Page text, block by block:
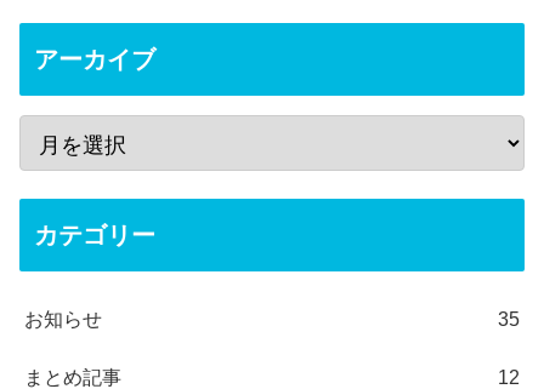
アーカイブ
カテゴリー
お知らせ 35
まとめ記事 12